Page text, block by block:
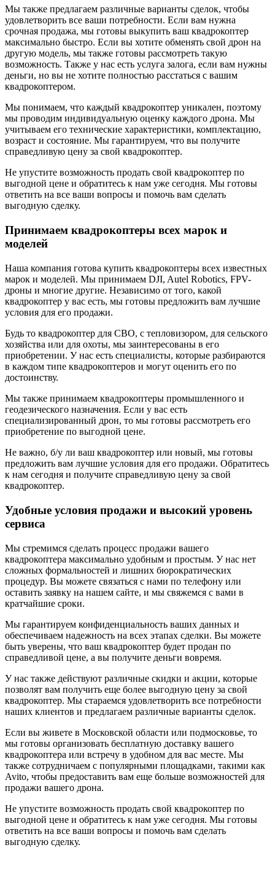
Мы также предлагаем различные варианты сделок, чтобы
удовлетворить все ваши потребности. Если вам нужна
срочная продажа, мы готовы выкупить ваш квадрокоптер
максимально быстро. Если вы хотите обменять свой дрон на
другую модель, мы также готовы рассмотреть такую
возможность. Также у нас есть услуга залога, если вам нужны
деньги, но вы не хотите полностью расстаться с вашим
квадрокоптером.
Мы понимаем, что каждый квадрокоптер уникален, поэтому
мы проводим индивидуальную оценку каждого дрона. Мы
учитываем его технические характеристики, комплектацию,
возраст и состояние. Мы гарантируем, что вы получите
справедливую цену за свой квадрокоптер.
Не упустите возможность продать свой квадрокоптер по
выгодной цене и обратитесь к нам уже сегодня. Мы готовы
ответить на все ваши вопросы и помочь вам сделать
выгодную сделку.
Принимаем квадрокоптеры всех марок и
моделей
Наша компания готова купить квадрокоптеры всех известных
марок и моделей. Мы принимаем DJI, Autel Robotics, FPV-
дроны и многие другие. Независимо от того, какой
квадрокоптер у вас есть, мы готовы предложить вам лучшие
условия для его продажи.
Будь то квадрокоптер для СВО, с тепловизором, для сельского
хозяйства или для охоты, мы заинтересованы в его
приобретении. У нас есть специалисты, которые разбираются
в каждом типе квадрокоптеров и могут оценить его по
достоинству.
Мы также принимаем квадрокоптеры промышленного и
геодезического назначения. Если у вас есть
специализированный дрон, то мы готовы рассмотреть его
приобретение по выгодной цене.
Не важно, б/у ли ваш квадрокоптер или новый, мы готовы
предложить вам лучшие условия для его продажи. Обратитесь
к нам сегодня и получите справедливую цену за свой
квадрокоптер.
Удобные условия продажи и высокий уровень
сервиса
Мы стремимся сделать процесс продажи вашего
квадрокоптера максимально удобным и простым. У нас нет
сложных формальностей и лишних бюрократических
процедур. Вы можете связаться с нами по телефону или
оставить заявку на нашем сайте, и мы свяжемся с вами в
кратчайшие сроки.
Мы гарантируем конфиденциальность ваших данных и
обеспечиваем надежность на всех этапах сделки. Вы можете
быть уверены, что ваш квадрокоптер будет продан по
справедливой цене, а вы получите деньги вовремя.
У нас также действуют различные скидки и акции, которые
позволят вам получить еще более выгодную цену за свой
квадрокоптер. Мы стараемся удовлетворить все потребности
наших клиентов и предлагаем различные варианты сделок.
Если вы живете в Московской области или подмосковье, то
мы готовы организовать бесплатную доставку вашего
квадрокоптера или встречу в удобном для вас месте. Мы
также сотрудничаем с популярными площадками, такими как
Avito, чтобы предоставить вам еще больше возможностей для
продажи вашего дрона.
Не упустите возможность продать свой квадрокоптер по
выгодной цене и обратитесь к нам уже сегодня. Мы готовы
ответить на все ваши вопросы и помочь вам сделать
выгодную сделку.